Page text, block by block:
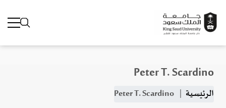
تجاوز إلى المحتوى الرئيسي
Peter T. Scardino
مسار التنقل
الرئيسية